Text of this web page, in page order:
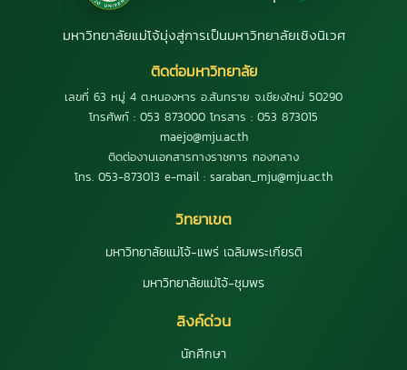
มหาวิทยาลัยแม่โจ้มุ่งสู่การเป็นมหาวิทยาลัยเชิงนิเวศ
ติดต่อมหาวิทยาลัย
เลขที่ 63 หมู่ 4 ต.หนองหาร อ.สันทราย จ.เชียงใหม่ 50290
โทรศัพท์ : 053 873000 โทรสาร : 053 873015
maejo@mju.ac.th
ติดต่องานเอกสารทางราชการ กองกลาง
โทร. 053-873013 e-mail : saraban_mju@mju.ac.th
วิทยาเขต
มหาวิทยาลัยแม่โจ้-แพร่ เฉลิมพระเกียรติ
มหาวิทยาลัยแม่โจ้-ชุมพร
ลิงค์ด่วน
นักศึกษา